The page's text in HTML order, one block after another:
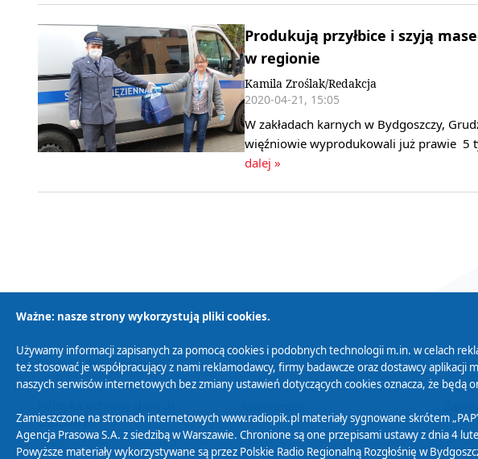
Produkują przyłbice i szyją
w regionie
Kamila Zroślak/Redakcja
2020-04-21, 15:05
W zakładach karnych w Bydgoszczy,
więźniowie wyprodukowali już prawie 5
dalej »
Polityka Prywatności Zasady korzystania z Serwisu
osobowych
Ważne: nasze strony wykorzystują pliki cookies.
Używamy informacji zapisanych za pomocą cookies i podobnych technologii m.in. w celach
też stosować je współpracujący z nami reklamodawcy, firmy badawcze oraz dostawcy
naszych serwisów internetowych bez zmiany ustawień dotyczących cookies oznacza, że będą
Zamieszczone na stronach internetowych www.radiopik.pl materiały sygnowane skrótem
Agencja Prasowa S.A. z siedzibą w Warszawie. Chronione są one przepisami ustawy z dnia 4
Powyższe materiały wykorzystywane są przez Polskie Radio Regionalną Rozgłośnię w